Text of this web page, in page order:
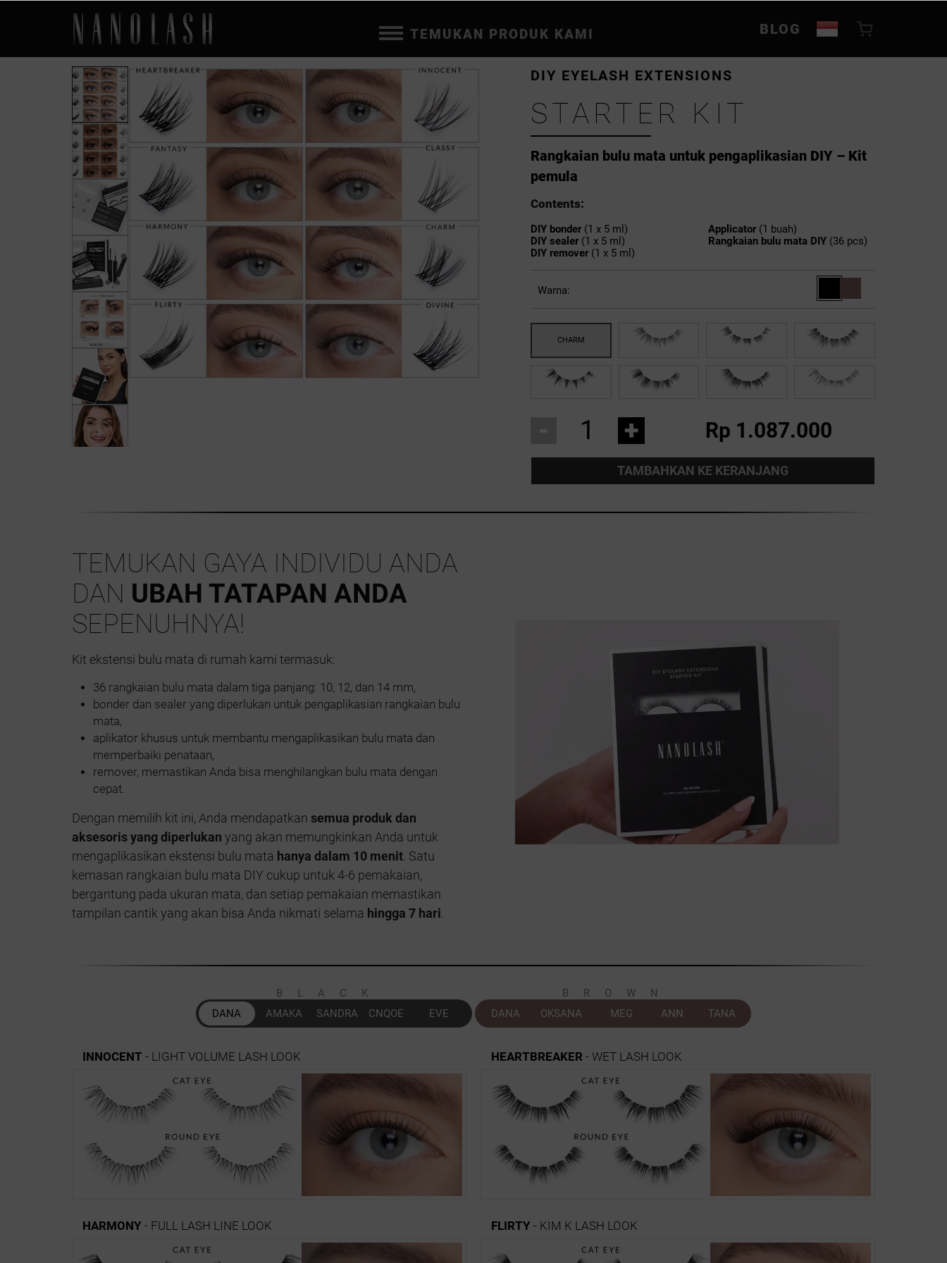
TEMUKAN PRODUK KAMI BLOG
Rangkaian bulu mata untuk pengaplikasian DIY – Kit
pemula
DIY EYELASH EXTENSIONS
STARTER KIT
Contents:
DIY bonder(1 x 5 ml)
DIY sealer(1 x 5 ml)
DIY remover(1 x 5 ml)
Applicator (1 buah)
Rangkaian bulu mata DIY(36 pcs)
Warna:
+ Rp 1.087.000
TAMBAHKAN KE KERANJANG
TEMUKAN GAYA INDIVIDU ANDA
DAN UBAH TATAPAN ANDA
SEPENUHNYA!
Kit ekstensi bulu mata di rumah kami termasuk:
36 rangkaian bulu mata dalam tiga panjang: 10, 12, dan 14 mm,
bonder dan sealer yang diperlukan untuk pengaplikasian rangkaian bulu
mata,
aplikator khusus untuk membantu mengaplikasikan bulu mata dan
memperbaiki penataan,
remover, memastikan Anda bisa menghilangkan bulu mata dengan
cepat.
Dengan memilih kit ini, Anda mendapatkan semua produk dan
aksesoris yang diperlukan yang akan memungkinkan Anda untuk
mengaplikasikan ekstensi bulu mata hanya dalam 10 menit . Satu
kemasan rangkaian bulu mata DIY cukup untuk 4-6 pemakaian,
bergantung pada ukuran mata, dan setiap pemakaian memastikan
tampilan cantik yang akan bisa Anda nikmati selama hingga 7 hari
BLACK
BROWN
DANA
AMAKA SANDRA CNQOE EVE DANA OKSANA MEG ANN TANA
INNOCENT - LIGHT VOLUME LASH LOOK HEARTBREAKER - WET LASH LOOK
HARMONY - FULL LASH LINE LOOK FLIRTY - KIM K LASH LOOK